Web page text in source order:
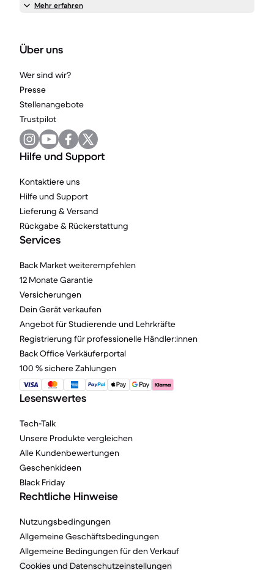
Mehr erfahren
Über uns
Wer sind wir?
Presse
Stellenangebote
Trustpilot
Hilfe und Support
Kontaktiere uns
Hilfe und Support
Lieferung & Versand
Rückgabe & Rückerstattung
Services
Back Market weiterempfehlen
12 Monate Garantie
Versicherungen
Dein Gerät verkaufen
Angebot für Studierende und Lehrkräfte
Registrierung für professionelle Händler:innen
Back Office Verkäuferportal
100 % sichere Zahlungen
Lesenswertes
Tech-Talk
Unsere Produkte vergleichen
Alle Kundenbewertungen
Geschenkideen
Black Friday
Rechtliche Hinweise
Nutzungsbedingungen
Allgemeine Geschäftsbedingungen
Allgemeine Bedingungen für den Verkauf
Cookies und Datenschutzeinstellungen